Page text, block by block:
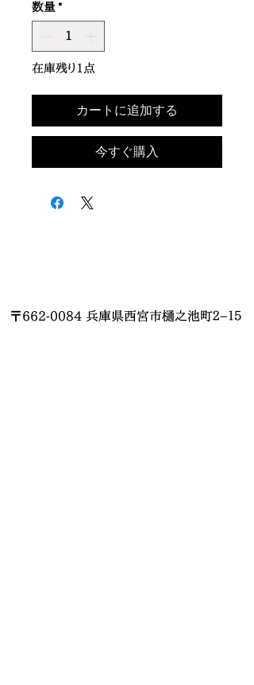
数量 *
在庫残り1点
カートに追加する
今すぐ購入
〒662-0084 兵庫県西宮市樋之池町２−１５